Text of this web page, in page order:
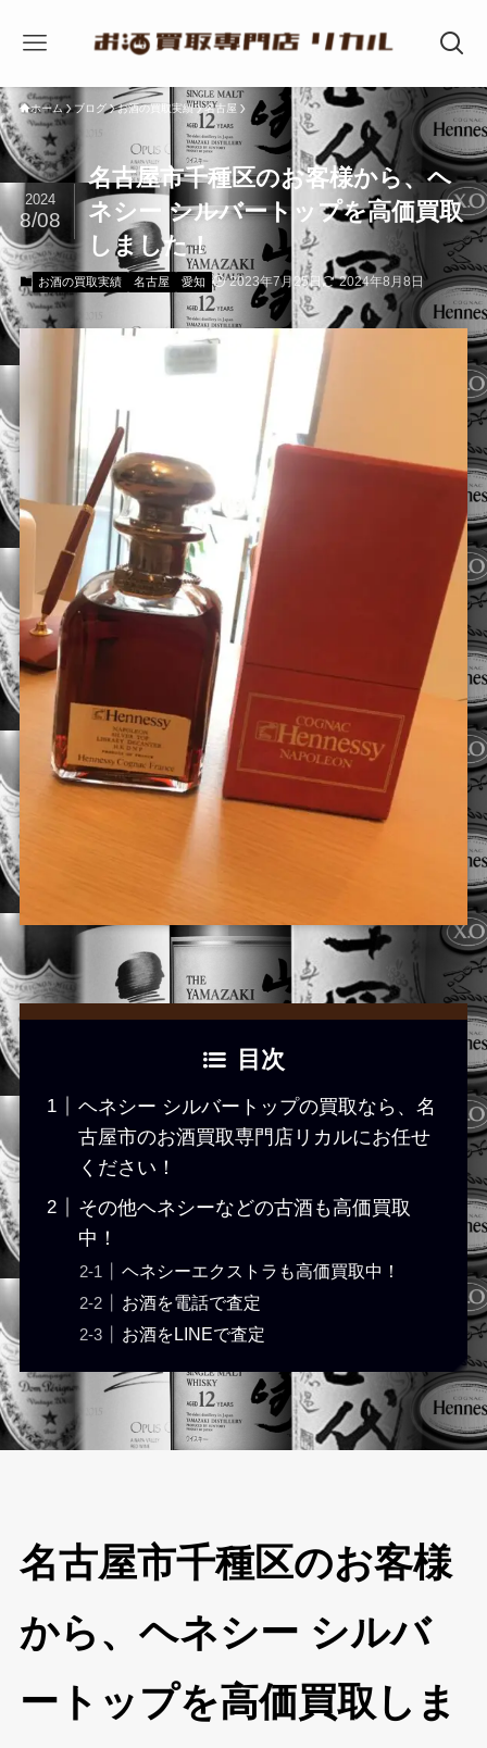
ホーム ブログ お酒の買取実績 名古屋
名古屋市千種区のお客様から、ヘ
ネシー シルバートップを高価買取
しました！
2024
8/08
お酒の買取実績 名古屋 愛知 2023年7月25日 2024年8月8日
目次
ヘネシー シルバートップの買取なら、名
古屋市のお酒買取専門店リカルにお任せ
ください！
その他ヘネシーなどの古酒も高価買取
中！
ヘネシーエクストラも高価買取中！
お酒を電話で査定
お酒をLINEで査定
名古屋市千種区のお客様
から、ヘネシー シルバ
ートップを高価買取しま